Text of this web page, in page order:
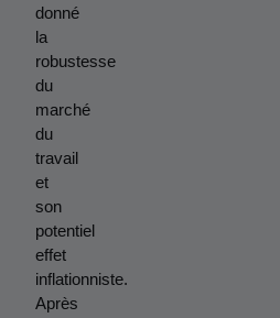
donné
la
robustesse
du
marché
du
travail
et
son
potentiel
effet
inflationniste.
Après